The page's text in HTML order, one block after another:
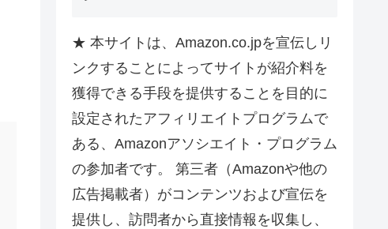
★ 本サイトは、Amazon.co.jpを宣伝しリ
ンクすることによってサイトが紹介料を
獲得できる手段を提供することを目的に
設定されたアフィリエイトプログラムで
ある、Amazonアソシエイト・プログラム
の参加者です。 第三者（Amazonや他の
広告掲載者）がコンテンツおよび宣伝を
提供し、訪問者から直接情報を収集し、